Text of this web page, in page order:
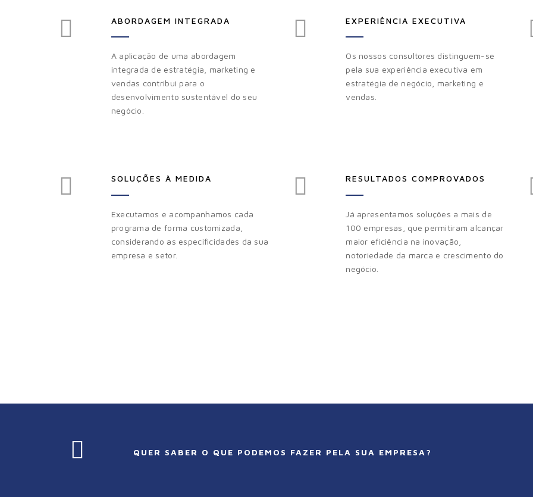
ABORDAGEM INTEGRADA
A aplicação de uma abordagem
integrada de estratégia, marketing e
vendas contribui para o
desenvolvimento sustentável do seu
negócio.
SOLUÇÕES À MEDIDA
Executamos e acompanhamos cada
programa de forma customizada,
considerando as especificidades da sua
empresa e setor.
EXPERIÊNCIA EXECUTIVA
Os nossos consultores distinguem-se
pela sua experiência executiva em
estratégia de negócio, marketing e
vendas.
RESULTADOS COMPROVADOS
Já apresentamos soluções a mais de
100 empresas, que permitiram alcançar
maior eficiência na inovação,
notoriedade da marca e crescimento do
negócio.
QUER SABER O QUE PODEMOS FAZER PELA SUA EMPRESA?